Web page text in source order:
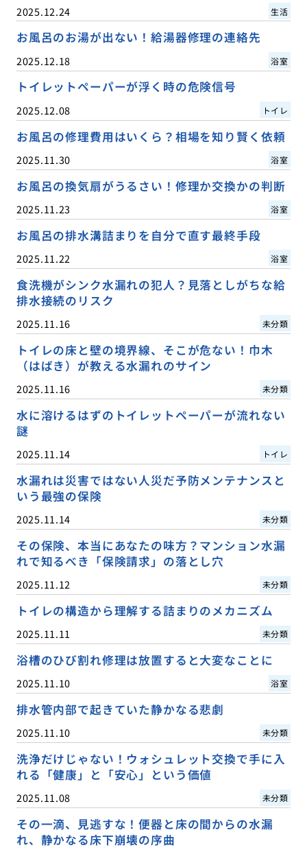
2025.12.24 生活
お風呂のお湯が出ない！給湯器修理の連絡先
2025.12.18 浴室
トイレットペーパーが浮く時の危険信号
2025.12.08 トイレ
お風呂の修理費用はいくら？相場を知り賢く依頼
2025.11.30 浴室
お風呂の換気扇がうるさい！修理か交換かの判断
2025.11.23 浴室
お風呂の排水溝詰まりを自分で直す最終手段
2025.11.22 浴室
食洗機がシンク水漏れの犯人？見落としがちな給
排水接続のリスク
2025.11.16 未分類
トイレの床と壁の境界線、そこが危ない！巾木
（はばき）が教える水漏れのサイン
2025.11.16 未分類
水に溶けるはずのトイレットペーパーが流れない
謎
2025.11.14 トイレ
水漏れは災害ではない人災だ予防メンテナンスと
いう最強の保険
2025.11.14 未分類
その保険、本当にあなたの味方？マンション水漏
れで知るべき「保険請求」の落とし穴
2025.11.12 未分類
トイレの構造から理解する詰まりのメカニズム
2025.11.11 未分類
浴槽のひび割れ修理は放置すると大変なことに
2025.11.10 浴室
排水管内部で起きていた静かなる悲劇
2025.11.10 未分類
洗浄だけじゃない！ウォシュレット交換で手に入
れる「健康」と「安心」という価値
2025.11.08 未分類
その一滴、見逃すな！便器と床の間からの水漏
れ、静かなる床下崩壊の序曲